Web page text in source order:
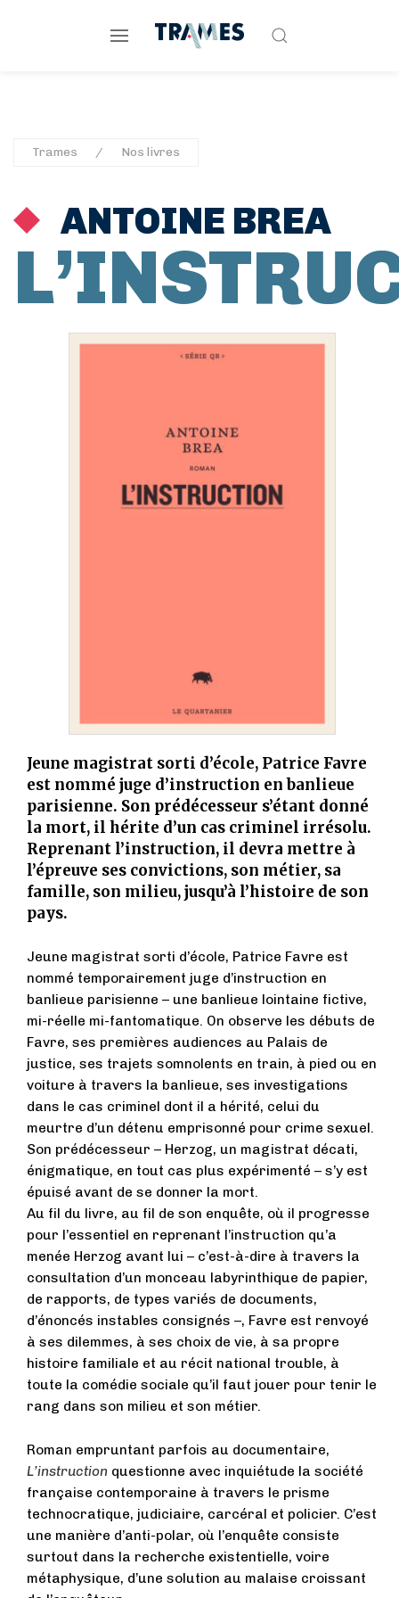
Trames Nos livres
ANTOINE BREA
Jeune magistrat sorti d’école, Patrice Favre
est nommé juge d’instruction en banlieue
parisienne. Son prédécesseur s’étant donné
la mort, il hérite d’un cas criminel irrésolu.
Reprenant l’instruction, il devra mettre à
l’épreuve ses convictions, son métier, sa
famille, son milieu, jusqu’à l’histoire de son
pays.
Jeune magistrat sorti d’école, Patrice Favre est
nommé temporairement juge d’instruction en
banlieue parisienne – une banlieue lointaine fictive,
mi-réelle mi-fantomatique. On observe les débuts de
Favre, ses premières audiences au Palais de
justice, ses trajets somnolents en train, à pied ou en
voiture à travers la banlieue, ses investigations
dans le cas criminel dont il a hérité, celui du
meurtre d’un détenu emprisonné pour crime sexuel.
Son prédécesseur – Herzog, un magistrat décati,
énigmatique, en tout cas plus expérimenté – s’y est
épuisé avant de se donner la mort.
Au fil du livre, au fil de son enquête, où il progresse
pour l’essentiel en reprenant l’instruction qu’a
menée Herzog avant lui – c’est-à-dire à travers la
consultation d’un monceau labyrinthique de papier,
de rapports, de types variés de documents,
d’énoncés instables consignés –, Favre est renvoyé
à ses dilemmes, à ses choix de vie, à sa propre
histoire familiale et au récit national trouble, à
toute la comédie sociale qu’il faut jouer pour tenir le
rang dans son milieu et son métier.
Roman empruntant parfois au documentaire,
L’instruction questionne avec inquiétude la société
française contemporaine à travers le prisme
technocratique, judiciaire, carcéral et policier. C’est
une manière d’anti-polar, où l’enquête consiste
surtout dans la recherche existentielle, voire
métaphysique, d’une solution au malaise croissant